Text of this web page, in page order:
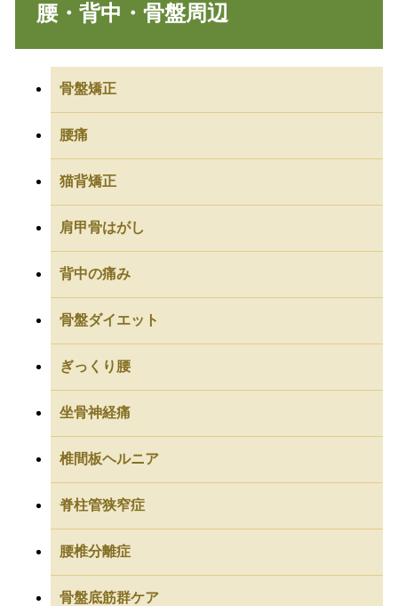
腰・背中・骨盤周辺
骨盤矯正
腰痛
猫背矯正
肩甲骨はがし
背中の痛み
骨盤ダイエット
ぎっくり腰
坐骨神経痛
椎間板ヘルニア
脊柱管狭窄症
腰椎分離症
骨盤底筋群ケア